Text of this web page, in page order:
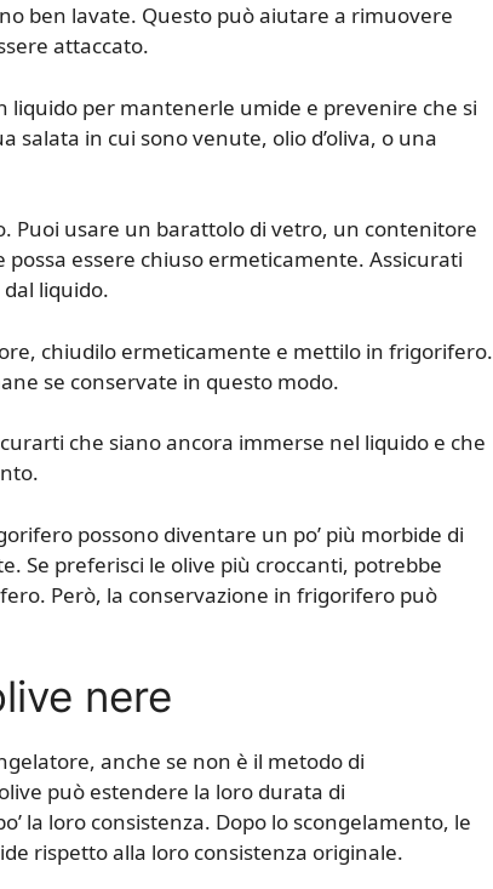
ben lavate. Questo può aiutare a rimuovere
attaccato.
liquido per mantenerle umide e prevenire che si
salata in cui sono venute, olio d’oliva, o una
Puoi usare un barattolo di vetro, un contenitore
essere chiuso ermeticamente. Assicurati
liquido.
chiudilo ermeticamente e mettilo in frigorifero.
se conservate in questo modo.
che siano ancora immerse nel liquido e che
possono diventare un po’ più morbide di
Se preferisci le olive più croccanti, potrebbe
Però, la conservazione in frigorifero può
nere
anche se non è il metodo di
può estendere la loro durata di
la loro consistenza. Dopo lo scongelamento, le
rispetto alla loro consistenza originale.